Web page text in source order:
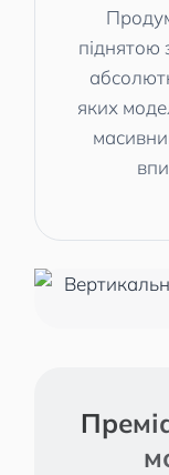
яких